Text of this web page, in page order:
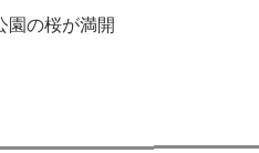
園の桜が満開